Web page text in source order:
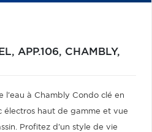
APP.106, CHAMBLY,
l'eau à Chambly Condo clé en
électros haut de gamme et vue
Profitez d'un style de vie